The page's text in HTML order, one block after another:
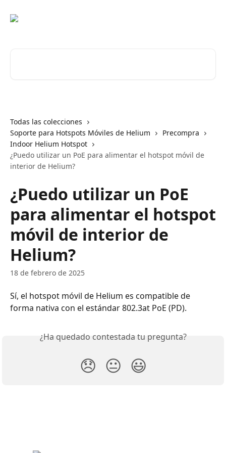
Todas las colecciones
Soporte para Hotspots Móviles de Helium
Precompra
Indoor Helium Hotspot
¿Puedo utilizar un PoE para alimentar el hotspot móvil de
interior de Helium?
¿Puedo utilizar un PoE
para alimentar el hotspot
móvil de interior de
Helium?
18 de febrero de 2025
Sí, el hotspot móvil de Helium es compatible de
forma nativa con el estándar 802.3at PoE (PD).
¿Ha quedado contestada tu pregunta?
😞 😐 😃